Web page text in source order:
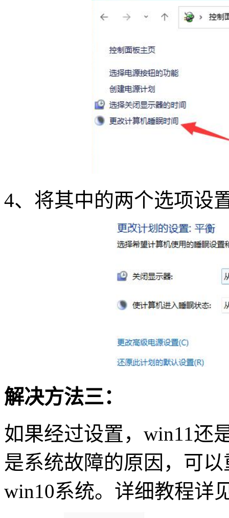
4、将其中的两个选项设
解决方法三：
如果经过设置， win11还
是系统故障的原因，可以
win10系统。详细教程详